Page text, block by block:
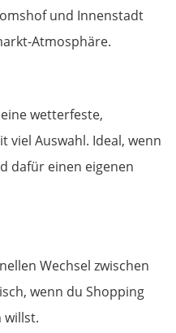
und Innenstadt
Atmosphäre.
wetterfeste,
viel Auswahl. Ideal, wenn
dafür einen eigenen
Wechsel zwischen
wenn du Shopping
willst.